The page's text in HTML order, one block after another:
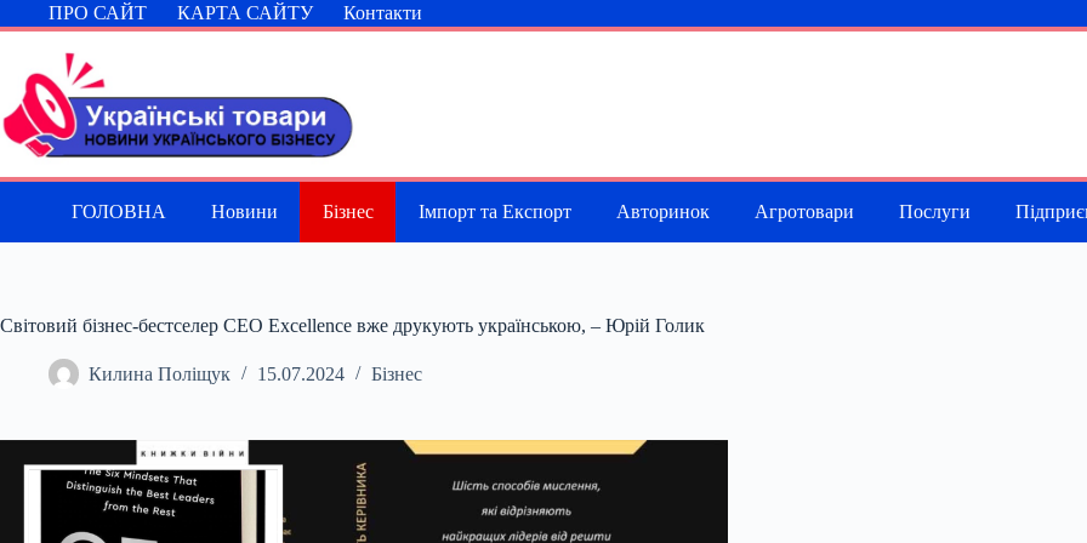
Перейти
до
ПРО САЙТ КАРТА САЙТУ Контакти
ГОЛОВНА Новини Бізнес Імпорт та Експорт Авторинок Агротовари Послуги
Світовий бізнес-бестселер CEO Excellence вже друкують українською, – Юрій Голик
Килина Поліщук 15.07.2024 Бізнес